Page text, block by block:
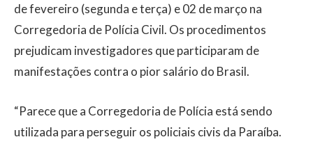
de fevereiro (segunda e terça) e 02 de março na
Corregedoria de Polícia Civil. Os procedimentos
prejudicam investigadores que participaram de
manifestações contra o pior salário do Brasil.
“Parece que a Corregedoria de Polícia está sendo
utilizada para perseguir os policiais civis da Paraíba.